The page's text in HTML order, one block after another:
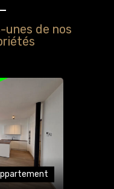
unes de nos